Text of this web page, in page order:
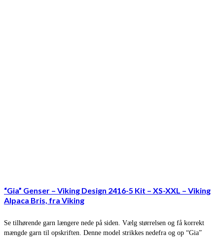
“Gia” Genser – Viking Design 2416-5 Kit – XS-XXL – Viking
Alpaca Bris, fra Viking
Se tilhørende garn længere nede på siden. Vælg størrelsen og få korrekt
mængde garn til opskriften. Denne model strikkes nedefra og op “Gia”